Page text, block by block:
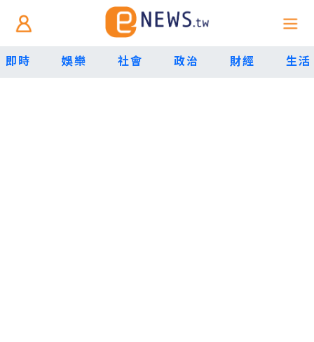
即時 娛樂 社會 政治 財經 生活